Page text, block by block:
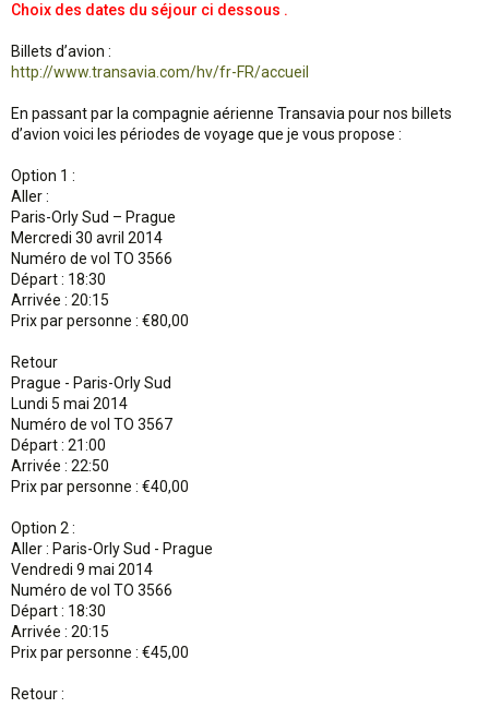
Choix des dates du séjour ci dessous .
Billets d’avion :
http://www.transavia.com/hv/fr-FR/accueil
En passant par la compagnie aérienne Transavia pour nos billets
d’avion voici les périodes de voyage que je vous propose :
Option 1 :
Aller :
Paris-Orly Sud – Prague
Mercredi 30 avril 2014
Numéro de vol TO 3566
Départ : 18:30
Arrivée : 20:15
Prix par personne : €80,00
Retour
Prague - Paris-Orly Sud
Lundi 5 mai 2014
Numéro de vol TO 3567
Départ : 21:00
Arrivée : 22:50
Prix par personne : €40,00
Option 2 :
Aller : Paris-Orly Sud - Prague
Vendredi 9 mai 2014
Numéro de vol TO 3566
Départ : 18:30
Arrivée : 20:15
Prix par personne : €45,00
Retour :